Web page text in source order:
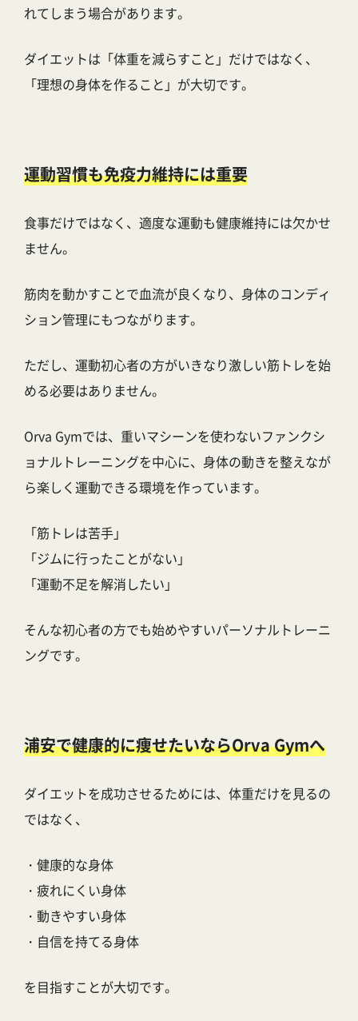
れてしまう場合があります。
ダイエットは「体重を減らすこと」だけではなく、
「理想の身体を作ること」が大切です。
運動習慣も免疫力維持には重要
食事だけではなく、適度な運動も健康維持には欠かせ
ません。
筋肉を動かすことで血流が良くなり、身体のコンディ
ション管理にもつながります。
ただし、運動初心者の方がいきなり激しい筋トレを始
める必要はありません。
Orva Gymでは、重いマシーンを使わないファンクシ
ョナルトレーニングを中心に、身体の動きを整えなが
ら楽しく運動できる環境を作っています。
「筋トレは苦手」
「ジムに行ったことがない」
「運動不足を解消したい」
そんな初心者の方でも始めやすいパーソナルトレーニ
ングです。
浦安で健康的に痩せたいならOrva Gymへ
ダイエットを成功させるためには、体重だけを見るの
ではなく、
・健康的な身体
・疲れにくい身体
・動きやすい身体
・自信を持てる身体
を目指すことが大切です。